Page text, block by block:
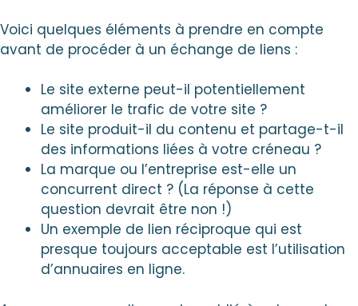
Voici quelques éléments à prendre en compte
avant de procéder à un échange de liens :
Le site externe peut-il potentiellement
améliorer le trafic de votre site ?
Le site produit-il du contenu et partage-t-il
des informations liées à votre créneau ?
La marque ou l’entreprise est-elle un
concurrent direct ? (La réponse à cette
question devrait être non !)
Un exemple de lien réciproque qui est
presque toujours acceptable est l’utilisation
d’annuaires en ligne.